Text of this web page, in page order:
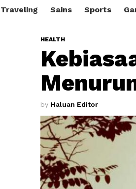
Traveling Sains Sports
HEALTH
by Haluan Editor